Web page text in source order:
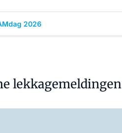
2026
lekkagemeldingen